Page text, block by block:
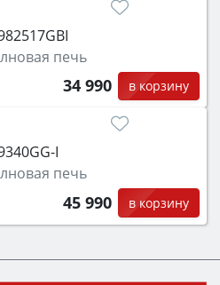
печь
34 990 в корзину
I
печь
45 990 в корзину